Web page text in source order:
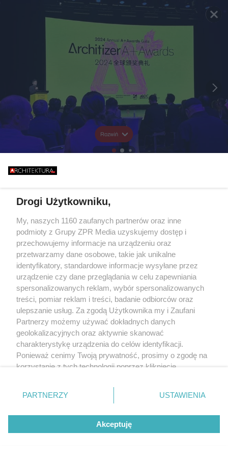
Rozwiń
Drogi Użytkowniku,
My, naszych 1160 zaufanych partnerów oraz inne
podmioty z Grupy ZPR Media uzyskujemy dostęp i
przechowujemy informacje na urządzeniu oraz
przetwarzamy dane osobowe, takie jak unikalne
identyfikatory, standardowe informacje wysyłane przez
urządzenie czy dane przeglądania w celu zapewniania
spersonalizowanych reklam, wybór spersonalizowanych
treści, pomiar reklam i treści, badanie odbiorców oraz
ulepszanie usług. Za zgodą Użytkownika my i Zaufani
Partnerzy możemy używać dokładnych danych
geolokalizacyjnych oraz aktywnie skanować
charakterystykę urządzenia do celów identyfikacji.
Ponieważ cenimy Twoją prywatność, prosimy o zgodę na
korzystanie z tych technologii poprzez kliknięcie
zmienić/wycofać klikając przycisk ustawień prywatności
znajdujący się w lewym dolnym rogu strony
rodzaje przetwarzania danych nie wymagają zgody
użytkownika, ale masz prawo sprzeciwić się takiemu
przetwarzaniu. Preferencje będą miały zastosowanie tylko
PARTNERZY USTAWIENIA
Akceptuję